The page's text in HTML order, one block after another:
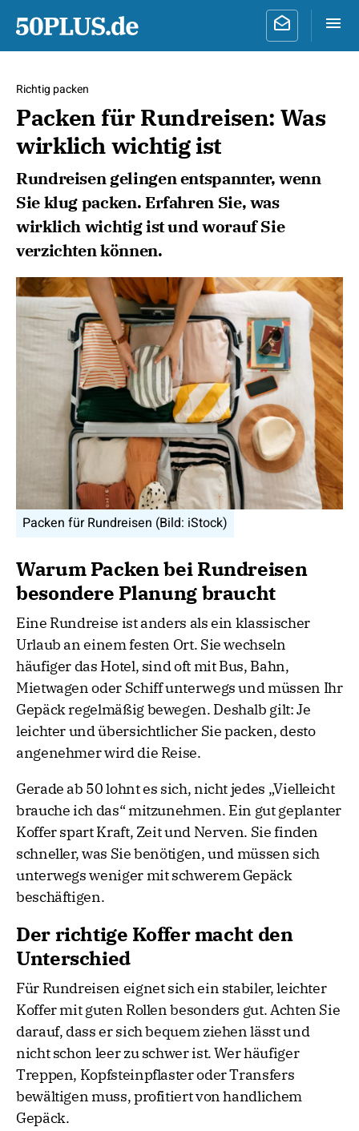
Richtig packen
Packen für Rundreisen: Was
wirklich wichtig ist
Rundreisen gelingen entspannter, wenn
Sie klug packen. Erfahren Sie, was
wirklich wichtig ist und worauf Sie
verzichten können.
Packen für Rundreisen (Bild: iStock)
Warum Packen bei Rundreisen
besondere Planung braucht
Eine Rundreise ist anders als ein klassischer
Urlaub an einem festen Ort. Sie wechseln
häufiger das Hotel, sind oft mit Bus, Bahn,
Mietwagen oder Schiff unterwegs und müssen Ihr
Gepäck regelmäßig bewegen. Deshalb gilt: Je
leichter und übersichtlicher Sie packen, desto
angenehmer wird die Reise.
Gerade ab 50 lohnt es sich, nicht jedes „Vielleicht
brauche ich das“ mitzunehmen. Ein gut geplanter
Koffer spart Kraft, Zeit und Nerven. Sie finden
schneller, was Sie benötigen, und müssen sich
unterwegs weniger mit schwerem Gepäck
beschäftigen.
Der richtige Koffer macht den
Unterschied
Für Rundreisen eignet sich ein stabiler, leichter
Koffer mit guten Rollen besonders gut. Achten Sie
darauf, dass er sich bequem ziehen lässt und
nicht schon leer zu schwer ist. Wer häufiger
Treppen, Kopfsteinpflaster oder Transfers
bewältigen muss, profitiert von handlichem
Gepäck.